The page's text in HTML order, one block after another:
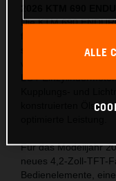
Die KTM 690
steigern und
LC4-
konstruierten
Für das Modelljahr
neues 4,2-Zoll-TFT-
Bedienelemente,
ALLE